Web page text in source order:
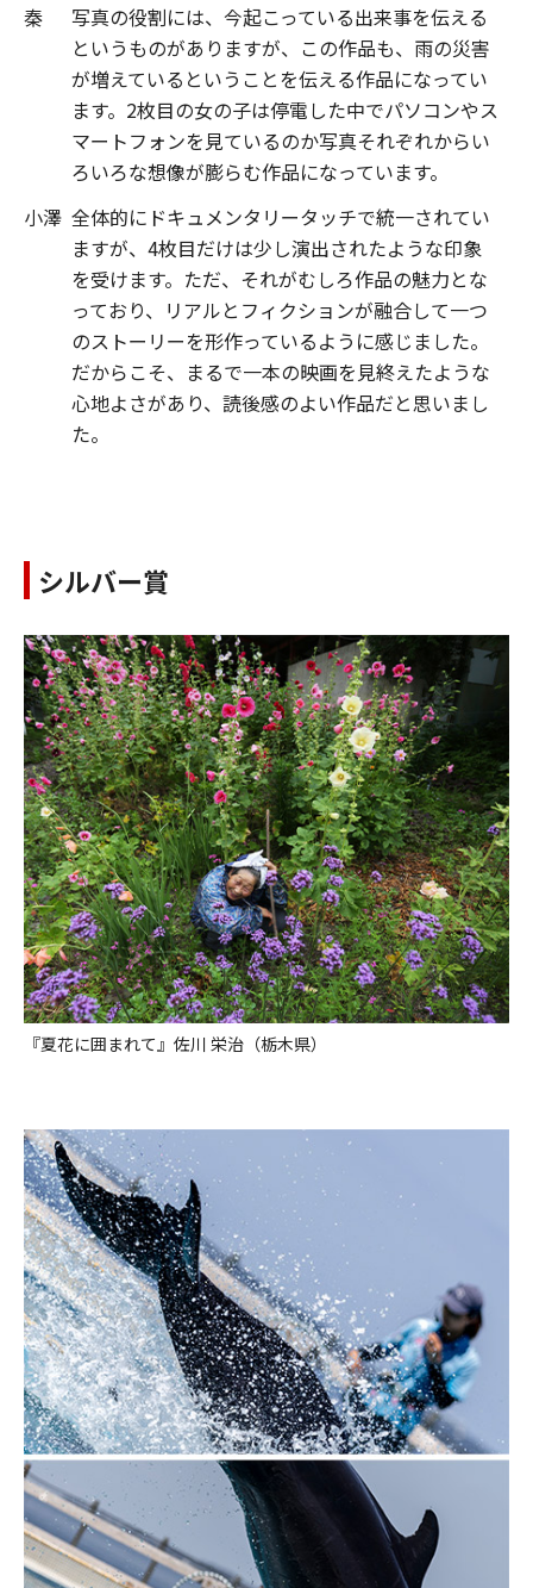
秦
写真の役割には、今起こっている出来事を伝える
というものがありますが、この作品も、雨の災害
が増えているということを伝える作品になってい
ます。2枚目の女の子は停電した中でパソコンやス
マートフォンを見ているのか写真それぞれからい
ろいろな想像が膨らむ作品になっています。
小澤 全体的にドキュメンタリータッチで統一されてい
ますが、4枚目だけは少し演出されたような印象
を受けます。ただ、それがむしろ作品の魅力とな
っており、リアルとフィクションが融合して一つ
のストーリーを形作っているように感じました。
だからこそ、まるで一本の映画を見終えたような
心地よさがあり、読後感のよい作品だと思いまし
た。
シルバー賞
『夏花に囲まれて』佐川 栄治（栃木県）